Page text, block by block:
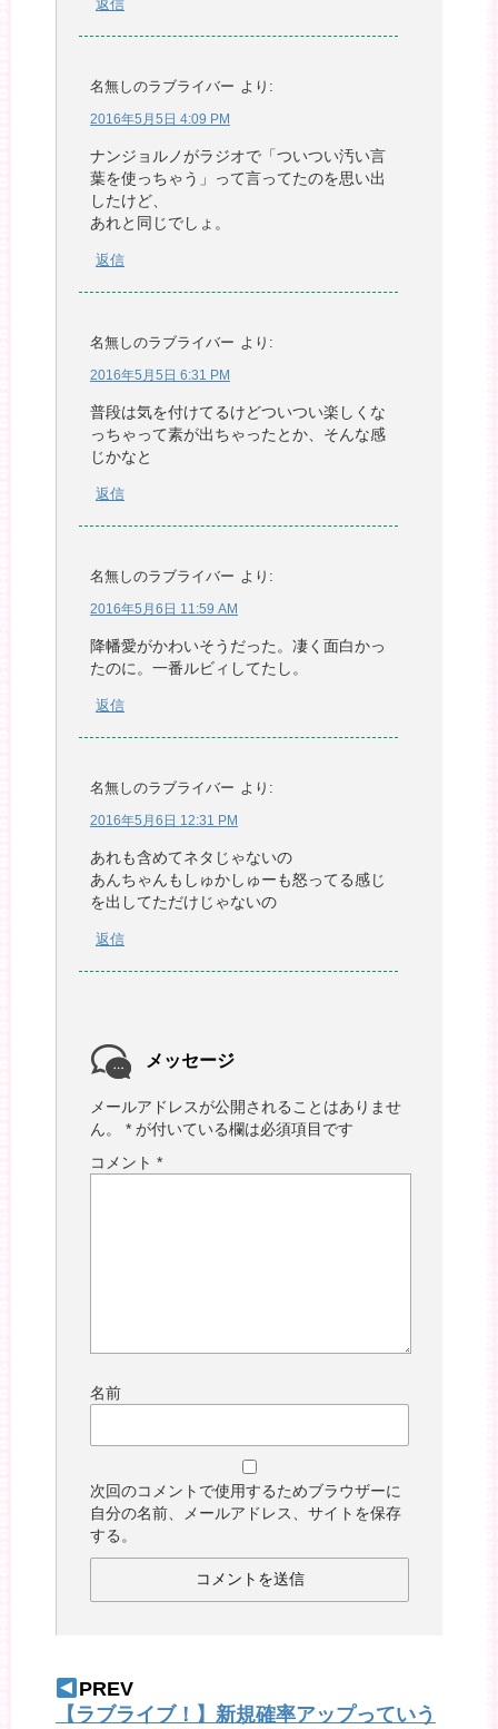
返信
名無しのラブライバー より:
2016年5月5日 4:09 PM
ナンジョルノがラジオで「ついつい汚い言
葉を使っちゃう」って言ってたのを思い出
したけど、
あれと同じでしょ。
返信
名無しのラブライバー より:
2016年5月5日 6:31 PM
普段は気を付けてるけどついつい楽しくな
っちゃって素が出ちゃったとか、そんな感
じかなと
返信
名無しのラブライバー より:
2016年5月6日 11:59 AM
降幡愛がかわいそうだった。凄く面白かっ
たのに。一番ルビィしてたし。
返信
名無しのラブライバー より:
2016年5月6日 12:31 PM
あれも含めてネタじゃないの
あんちゃんもしゅかしゅーも怒ってる感じ
を出してただけじゃないの
返信
メッセージ
メールアドレスが公開されることはありませ
ん。
* が付いている欄は必須項目です
コメント *
名前
次回のコメントで使用するためブラウザーに
自分の名前、メールアドレス、サイトを保存
する。
PREV
【ラブライブ！】新規確率アップっていう